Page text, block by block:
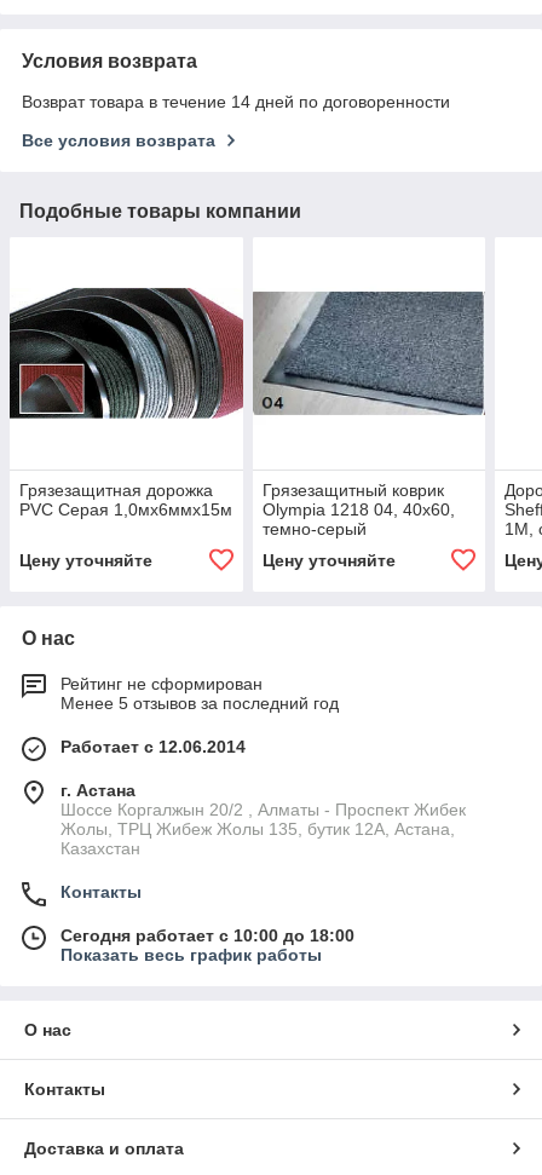
Условия возврата
Возврат товара в течение 14 дней по договоренности
Все условия возврата
Подобные товары компании
Грязезащитная дорожка
PVC Серая 1,0мх6ммх15м
Цену уточняйте
Грязезащитный коврик
Olympia 1218 04, 40x60,
темно-серый
Цену уточняйте
1М,
О нас
Рейтинг не сформирован
Менее 5 отзывов за последний год
Работает с 12.06.2014
г. Астана
Шоссе Коргалжын 20/2 , Алматы - Проспект Жибек
Жолы, ТРЦ Жибеж Жолы 135, бутик 12А, Астана,
Казахстан
Контакты
Сегодня работает с 10:00 до 18:00
Показать весь график работы
О нас
Контакты
Доставка и оплата